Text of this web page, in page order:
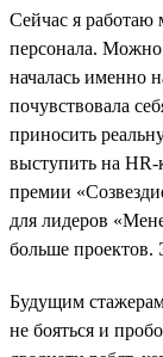
Сейчас я работаю
персонала. Можно
началась именно
почувствовала
приносить
выступить на
премии
для лидеров
больше проектов.
Будущим
не бояться и